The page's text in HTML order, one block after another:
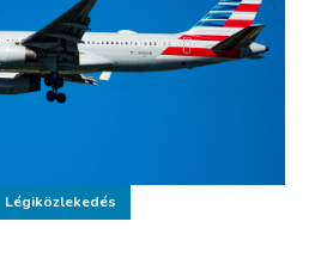
Légiközlekedés